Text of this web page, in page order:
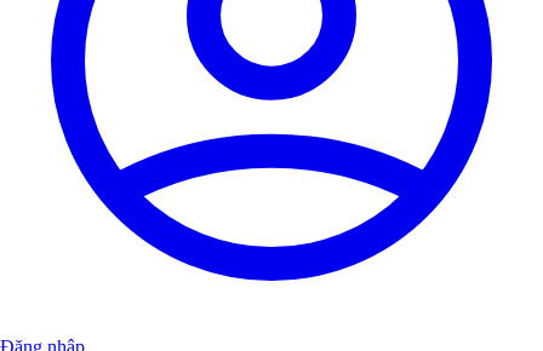
Đăng nhập